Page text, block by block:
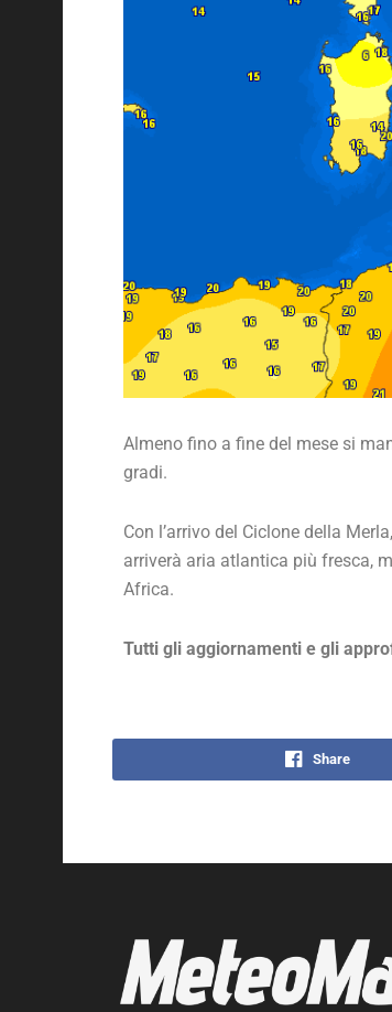
Almeno fino a fine del mese si
gradi.
Con l’arrivo del Ciclone della
arriverà aria atlantica più fresca,
Africa.
Tutti gli aggiornamenti e gli
Share